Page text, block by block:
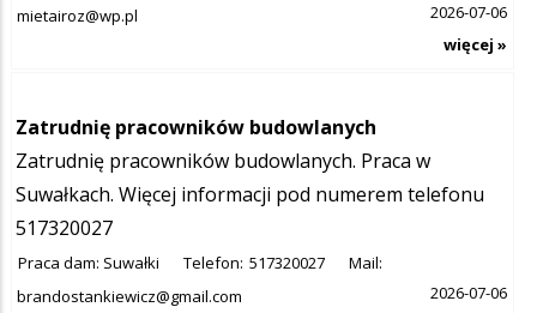
mietairoz@wp.pl
2026-07-06
więcej »
Zatrudnię pracowników budowlanych
Zatrudnię pracowników budowlanych. Praca w
Suwałkach. Więcej informacji pod numerem telefonu
517320027
Praca dam: Suwałki Telefon: 517320027
Mail:
brandostankiewicz@gmail.com
2026-07-06